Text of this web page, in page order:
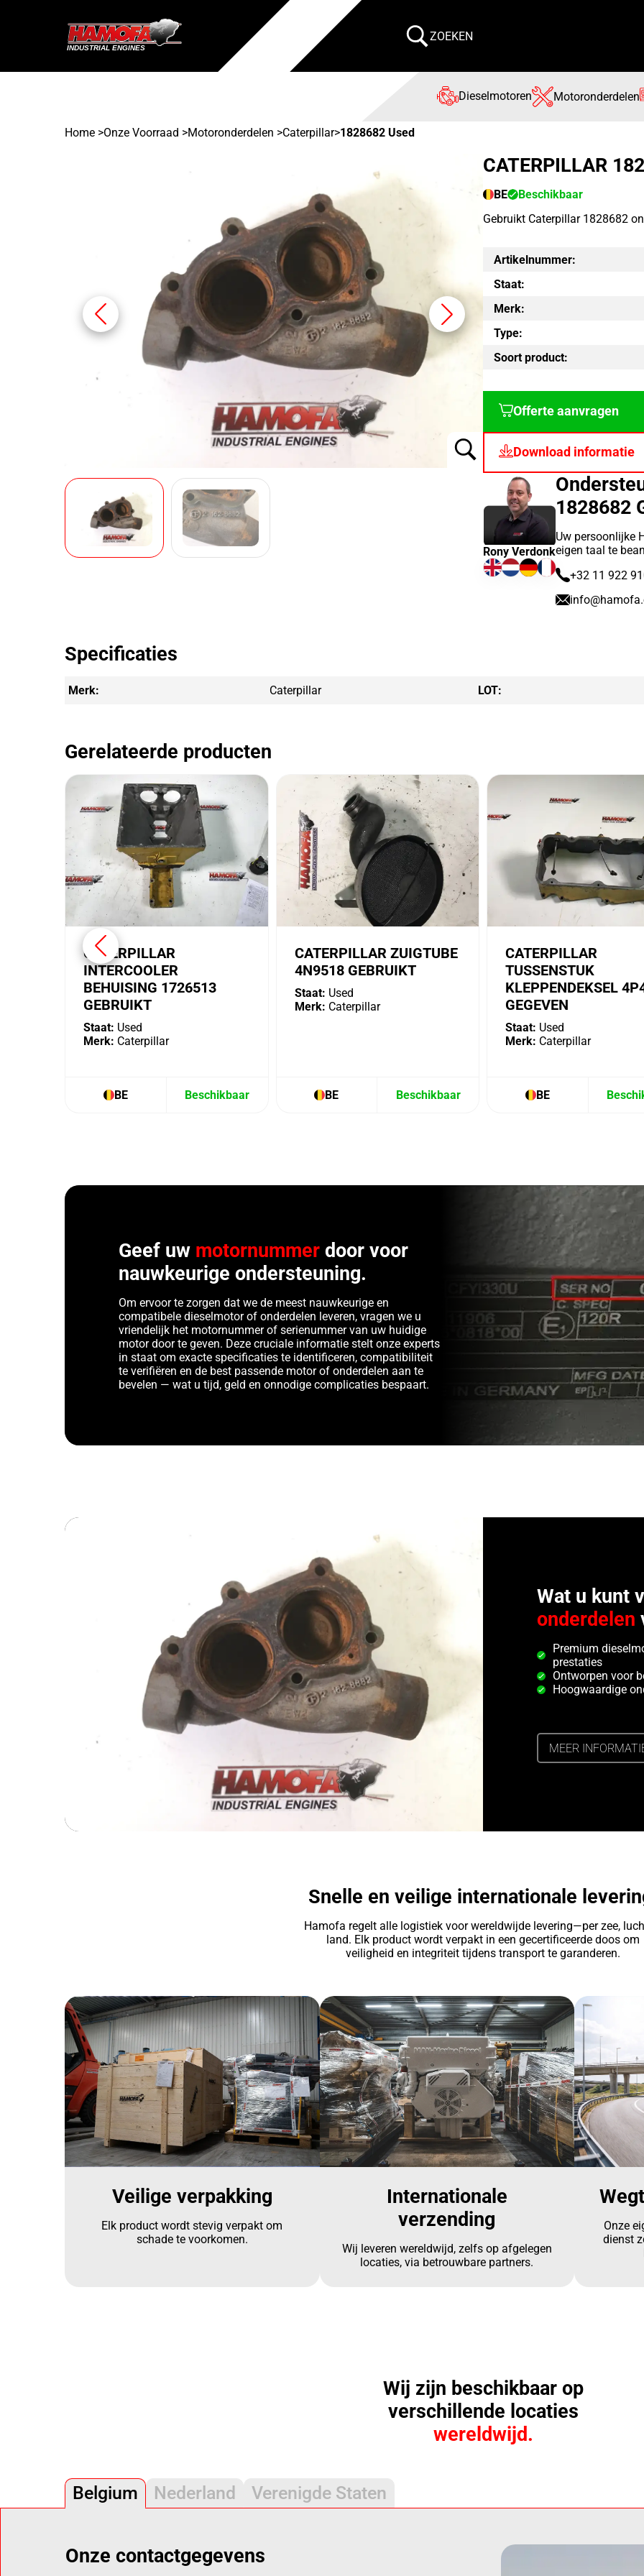
ZOEKEN
Dieselmotoren Motoronderdelen
Home >Onze Voorraad >Motoronderdelen >Caterpillar>1828682 Used
CATERPILLAR
BE
Beschikbaar
Gebruikt Caterpillar 1828682
Artikelnummer:
Staat:
Merk:
Type:
Soort product:
Offerte aanvragen
Download informatie
1828682
Uw persoonlijke
eigen taal te
+32 11 922
Rony Verdonk
Specificaties
Merk: Caterpillar LOT:
Gerelateerde producten
CATERPILLAR
INTERCOOLER
BEHUISING 1726513
GEBRUIKT
Staat: Used
Merk: Caterpillar
BE Beschikbaar
CATERPILLAR ZUIGTUBE
4N9518 GEBRUIKT
Staat: Used
Merk: Caterpillar
BE Beschikbaar
CATERPILLAR
TUSSENSTUK
KLEPPENDEKSEL
GEGEVEN
Staat: Used
Merk: Caterpillar
BE
Geef uw motornummer door voor
nauwkeurige ondersteuning.
Om ervoor te zorgen dat we de meest nauwkeurige en
compatibele dieselmotor of onderdelen leveren, vragen we u
vriendelijk het motornummer of serienummer van uw huidige
motor door te geven. Deze cruciale informatie stelt onze experts
in staat om exacte specificaties te identificeren, compatibiliteit
te verifiëren en de best passende motor of onderdelen aan te
bevelen — wat u tijd, geld en onnodige complicaties bespaart.
Wat u kunt
onderdelen
Premium
prestaties
Ontworpen voor
Hoogwaardige
MEER
Snelle en veilige internationale
Hamofa regelt alle logistiek voor wereldwijde levering—per zee,
land. Elk product wordt verpakt in een gecertificeerde doos om
veiligheid en integriteit tijdens transport te garanderen.
Veilige verpakking
Elk product wordt stevig verpakt om
schade te voorkomen.
Internationale
verzending
Wij leveren wereldwijd, zelfs op afgelegen
locaties, via betrouwbare partners.
Onze
dienst
Wij zijn beschikbaar op
verschillende locaties
wereldwijd.
Belgium Nederland Verenigde Staten
Onze contactgegevens